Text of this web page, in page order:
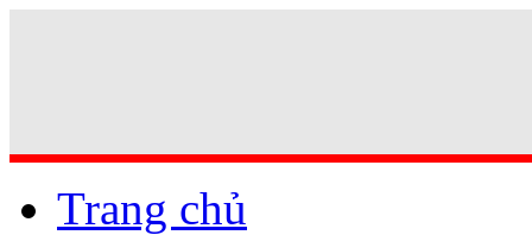
Trang chủ